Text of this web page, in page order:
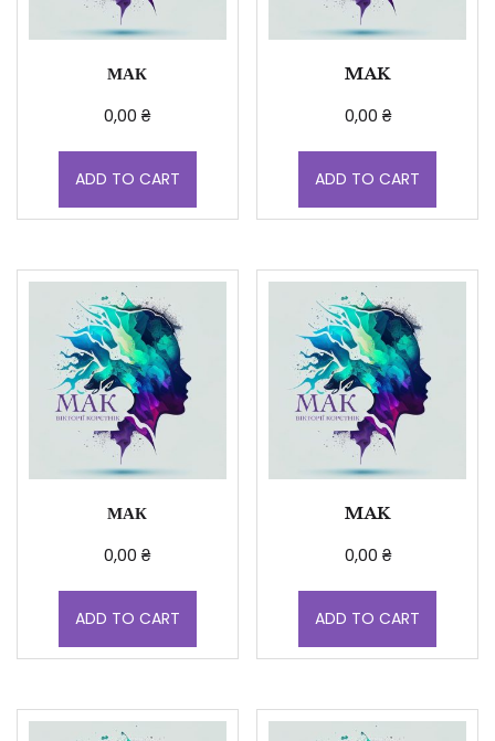
МАК
0,00₴
ADD TO CART
MAK
0,00 ₴
ADD TO CART
МАК
0,00₴
ADD TO CART
MAK
0,00 ₴
ADD TO CART